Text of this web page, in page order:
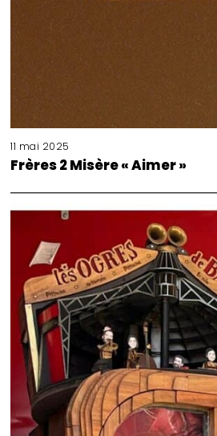
11 mai 2025
Frères 2 Misère « Aimer »